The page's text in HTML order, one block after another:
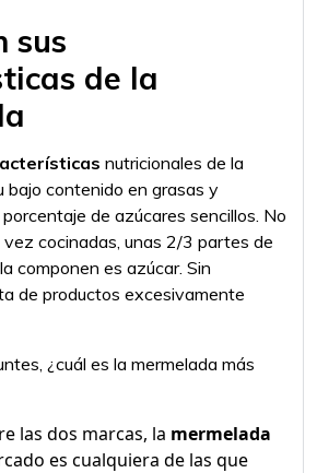
sus
de la
nutricionales de la
bajo contenido en grasas y
de azúcares sencillos. No
vez cocinadas, unas 2/3 partes de
componen es azúcar. Sin
de productos excesivamente
¿cuál es la mermelada más
las dos marcas, la mermelada
es cualquiera de las que